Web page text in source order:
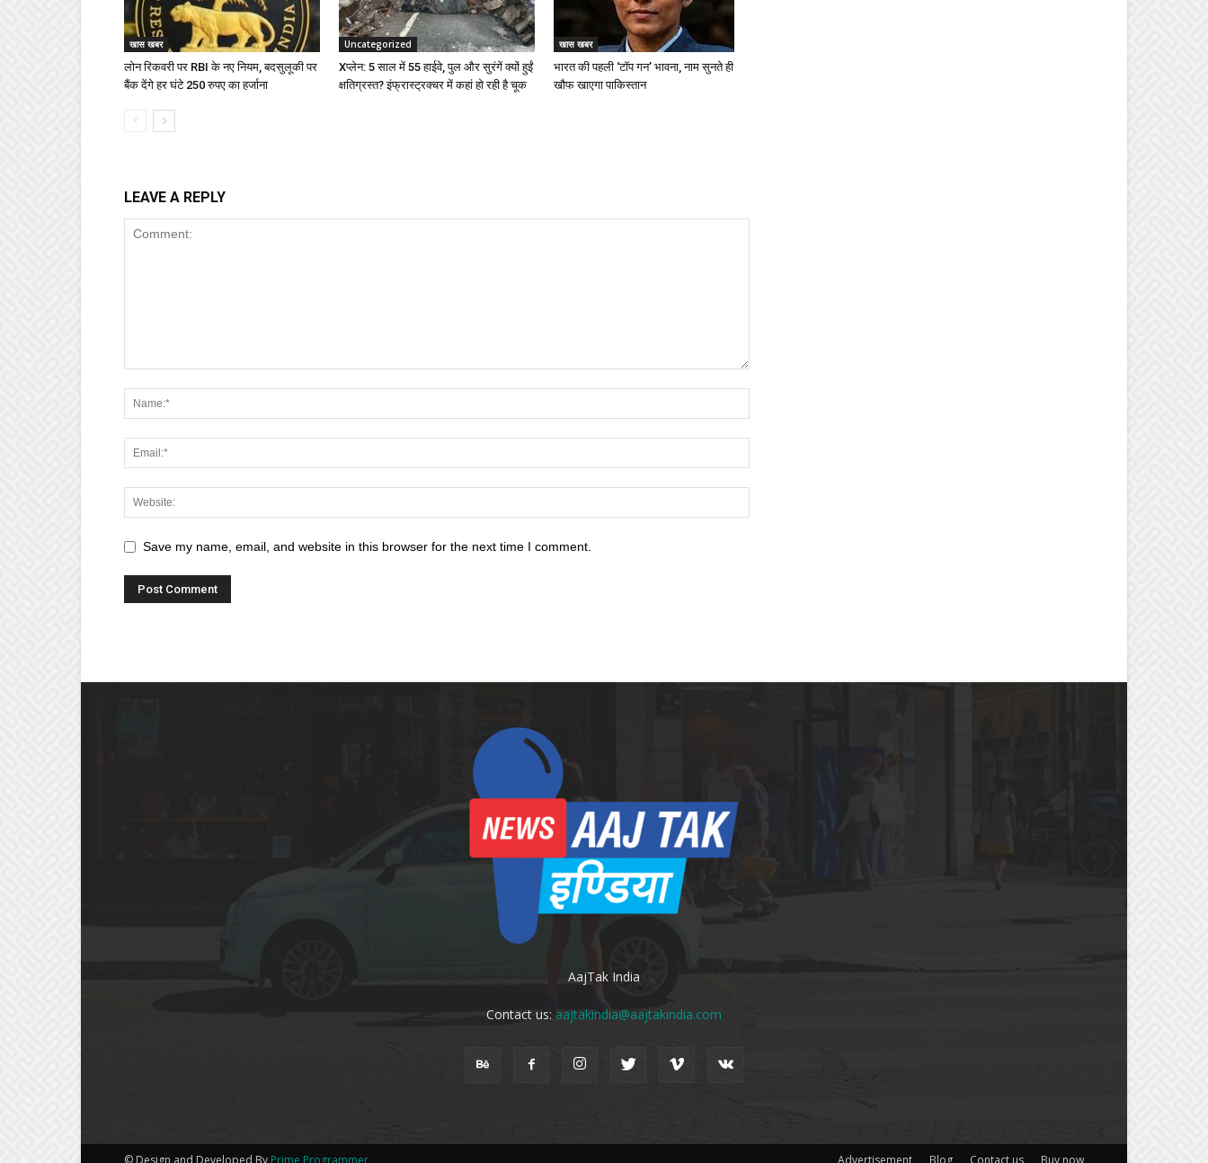
खास खबर
लोन रिकवरी पर RBI के नए नियम, बदसुलूकी पर
बैंक देंगे हर घंटे 250 रुपए का हर्जाना
Uncategorized
Xप्लेन: 5 साल में 55 हाईवे, पुल और सुरंगें क्यों हुईं
क्षतिग्रस्त? इंफ्रास्ट्रक्चर में कहां हो रही है चूक
खास खबर
भारत की पहली ‘टॉप गन’ भावना, नाम सुनते ही
खौफ खाएगा पाकिस्तान
LEAVE A REPLY
Save my name, email, and website in this browser for the next time I comment.
AajTak India
Contact us: aajtakindia@aajtakindia.com
Advertisement Blog Contact us Buy now
© Design and Developed By Prime Programmer